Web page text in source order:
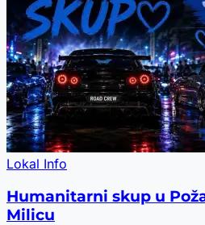
Lokal Info
Humanitarni skup u
Milicu